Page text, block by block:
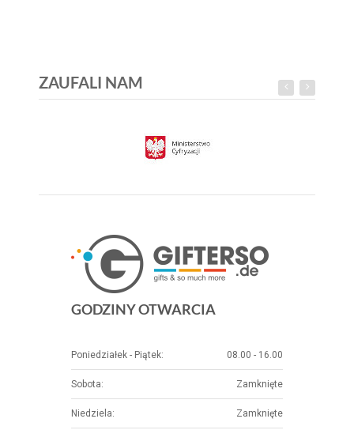
ZAUFALI NAM
GODZINY OTWARCIA
Poniedziałek - Piątek: 08.00 - 16.00
Sobota: Zamknięte
Niedziela: Zamknięte